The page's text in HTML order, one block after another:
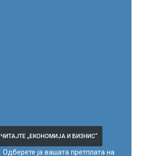
ЧИТАЈТЕ „ЕКОНОМИЈА И БИЗНИС“
Одберете ја вашата претплата на